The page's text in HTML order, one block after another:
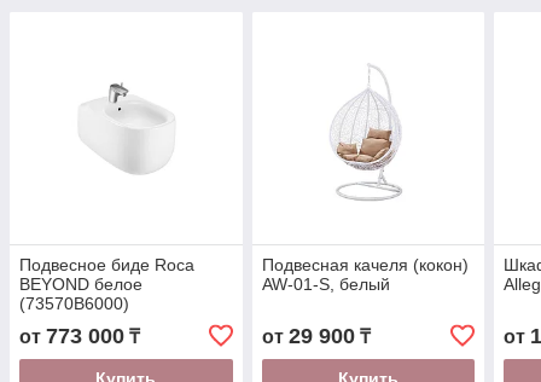
Подвесное биде Roca
BEYOND белое
(73570B6000)
от 773 000 ₸
Подвесная качеля (кокон)
AW-01-S, белый
от 29 900₸ от